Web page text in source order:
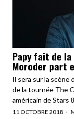
Papy fait de
Moroder part
Il sera sur la scène
de la tournée The
américain de Stars
11 OCTOBRE 2018